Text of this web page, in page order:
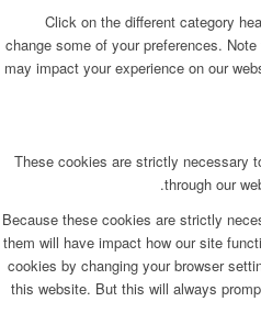
Click on the different category
change some of your preferences.
may impact your experience on our
These cookies are strictly necessary
through our
Because these cookies are strictly
them will have impact how our site
cookies by changing your browser
this website. But this will always